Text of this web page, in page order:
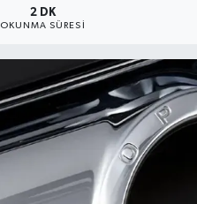
2 DK
OKUNMA SÜRESI